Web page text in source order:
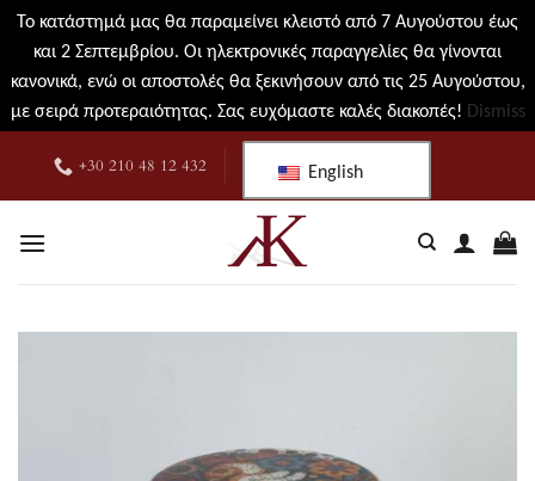
Το κατάστημά μας θα παραμείνει κλειστό από 7 Αυγούστου έως
και 2 Σεπτεμβρίου. Οι ηλεκτρονικές παραγγελίες θα γίνονται
κανονικά, ενώ οι αποστολές θα ξεκινήσουν από τις 25 Αυγούστου,
με σειρά προτεραιότητας. Σας ευχόμαστε καλές διακοπές! Dismiss
content
+30 210 48 12 432 English